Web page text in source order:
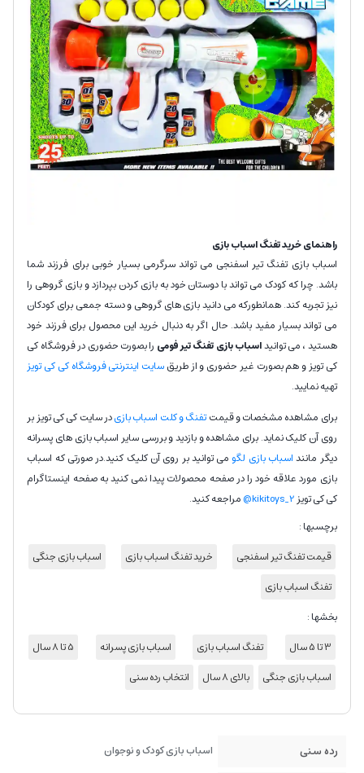
راهنمای خرید تفنگ اسباب بازی
اسباب بازی تفنگ تیر اسفنجی می تواند سرگرمی بسیار خوبی برای فرزند شما
باشد. چرا که کودک می تواند با دوستان خود به بازی کردن بپردازد و بازی گروهی را
نیز تجربه کند. همانطورکه می دانید بازی های گروهی و دسته جمعی برای کودکان
می تواند بسیار مفید باشد. حال اگر به دنبال خرید این محصول برای فرزند خود
هستید ، می توانیداسباب بازی تفنگ تیر فومی را بصورت حضوری در فروشگاه کی
کی تویز و هم بصورت غیر حضوری و از طریقسایت اینترنتی فروشگاه کی کی تویز
تهیه نمایید.
برای مشاهده مشخصات و قیمتتفنگ و کلت اسباب بازیدر سایت کی کی تویز بر
روی آن کلیک نماید. برای مشاهده و بازدید و بررسی سایر اسباب بازی های پسرانه
دیگر ماننداسباب بازی لگومی توانید بر روی آن کلیک کنید.در صورتی که اسباب
بازی مورد علاقه خود را در صفحه محصولات پیدا نمی کنید به صفحه اینستاگرام
کی کی تویزkikitoys_2@
مراجعه کنید.
برچسبها :
قیمت تفنگ تیر اسفنجی
خرید تفنگ اسباب بازی
اسباب بازی جنگی
تفنگ اسباب بازی
بخشها :
3 تا 5 سال
تفنگ اسباب بازی اسباب بازی پسرانه
5 تا 8 سال
اسباب بازی جنگی
بالای 8 سال انتخاب رده سنی
رده سنی اسباب بازی کودک و نوجوان